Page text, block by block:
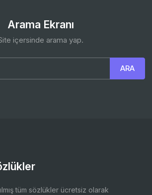
Arama Ekranı
içersinde arama yap.
tüm sözlükler ücretsiz olarak